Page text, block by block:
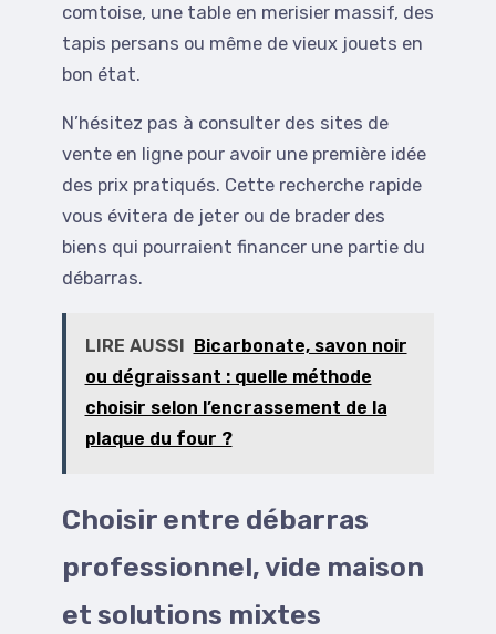
comtoise, une table en merisier massif, des
tapis persans ou même de vieux jouets en
bon état.
N’hésitez pas à consulter des sites de
vente en ligne pour avoir une première idée
des prix pratiqués. Cette recherche rapide
vous évitera de jeter ou de brader des
biens qui pourraient financer une partie du
débarras.
LIRE AUSSI
Bicarbonate, savon noir
ou dégraissant : quelle méthode
choisir selon l’encrassement de la
plaque du four ?
Choisir entre débarras
professionnel, vide maison
et solutions mixtes